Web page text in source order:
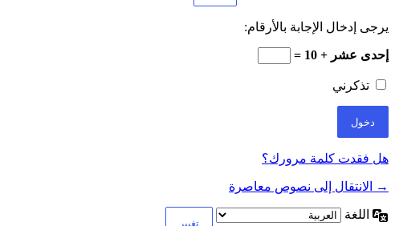
يرجى إدخال الإجابة بالأرقام:
إحدى عشر + 10 =
تذكرني
هل فقدت كلمة مرورك؟
→ الانتقال إلى نصوص معاصرة
اللغة